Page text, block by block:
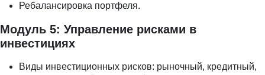
Ребалансировка портфеля.
Модуль 5: Управление рисками в
инвестициях
Виды инвестиционных рисков: рыночный, кредитный,